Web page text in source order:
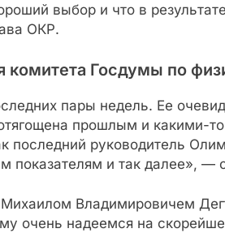
выбор и что в
ОКР.
Госдумы по
пары недель. Ее
прошлым и какими-
руководитель
показателям и так далее», —
Владимировичем
очень надеемся на